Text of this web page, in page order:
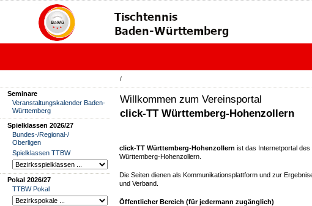
/
Seminare
Veranstaltungskalender Baden-
Württemberg
Spielklassen 2026/27
Bundes-/Regional-/
Oberligen
Spielklassen TTBW
Pokal 2026/27
TTBW Pokal
Willkommen zum Vereinsportal
click-TT Württemberg-Hohenzollern
click-TT Württemberg-Hohenzollern ist das Internetportal
Württemberg-Hohenzollern.
Die Seiten dienen als Kommunikationsplattform und zur
und Verband.
Öffentlicher Bereich (für jedermann zugänglich)